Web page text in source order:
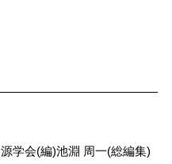
学会(編)池淵 周一(総編集)